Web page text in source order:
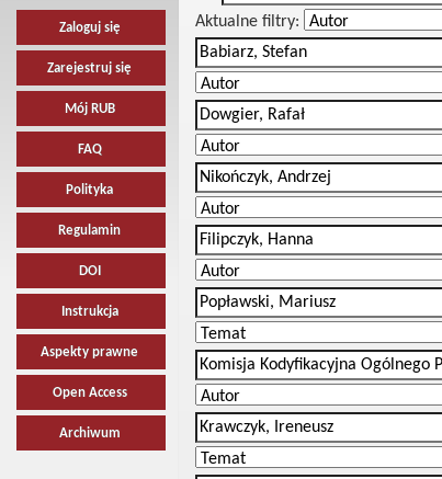
Zaloguj się
Zarejestruj się
Mój RUB
FAQ
Polityka
Regulamin
DOI
Instrukcja
Aspekty prawne
Open Access
Archiwum
Aktualne filtry: